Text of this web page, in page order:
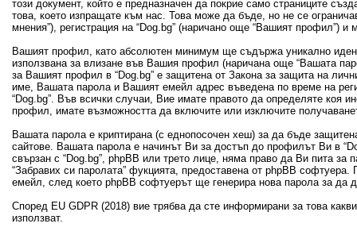
този документ, който е предназначен да покрие само страниците
това, което изпращате към нас. Това може да бъде, но не се
мнения”), регистрация на “Dog.bg” (наричано още “Вашият профил”)
Вашият профил, като абсолютен минимум ще съдържа уникално
използвана за влизане във Вашия профил (наричана още “Вашата
за Вашият профил в “Dog.bg” е защитена от Закона за защита на
име, Вашата парола и Вашият емейл адрес въведена по време на
“Dog.bg”. Във всички случаи, Вие имате правото да определяте
профил, имате възможността да включите или изключите
Вашата парола е криптирана (с еднопосочен хеш) за да бъде
сайтове. Вашата парола е начинът Ви за достъп до профилът Ви в
свързан с “Dog.bg”, phpBB или трето лице, няма право да Ви пита
“Забравих си паролата” фукцията, предоставена от phpBB
емейл, след което phpBB софтуерът ще генерира нова парола за да
Според EU GDPR (2018) вие трябва да сте информирани за това
използват.